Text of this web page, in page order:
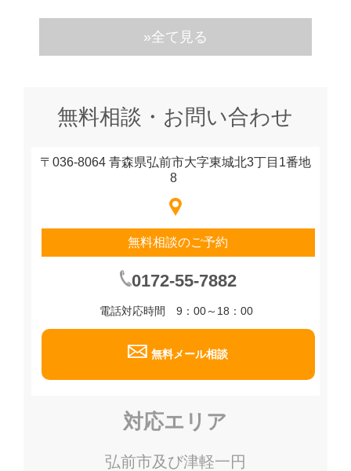
»全て見る
無料相談・お問い合わせ
〒036-8064 青森県弘前市大字東城北3丁目1番地
8
無料相談のご予約
0172-55-7882
電話対応時間 9：00～18：00
無料メール相談
対応エリア
弘前市及び津軽一円